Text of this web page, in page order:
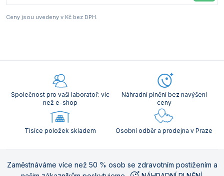
Ceny jsou uvedeny v Kč bez DPH.
Společnost pro vaši laboratoř: víc
než e-shop
Náhradní plnění bez navýšení
ceny
Tisíce položek skladem Osobní odběr a prodejna v Praze
Zaměstnáváme více než 50 % osob se zdravotním postižením a